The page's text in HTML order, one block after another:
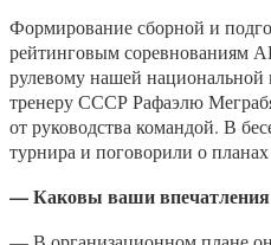
Формирование сборной и
рейтинговым соревнованиям
рулевому нашей
тренеру СССР Рафаэлю
от руководства командой. В
турнира и поговорили о
— Каковы ваши впечатления